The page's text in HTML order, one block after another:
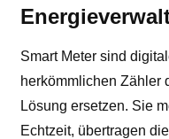
Smart Meter sind
herkömmlichen Zähler
Lösung ersetzen. Sie
Echtzeit, übertragen